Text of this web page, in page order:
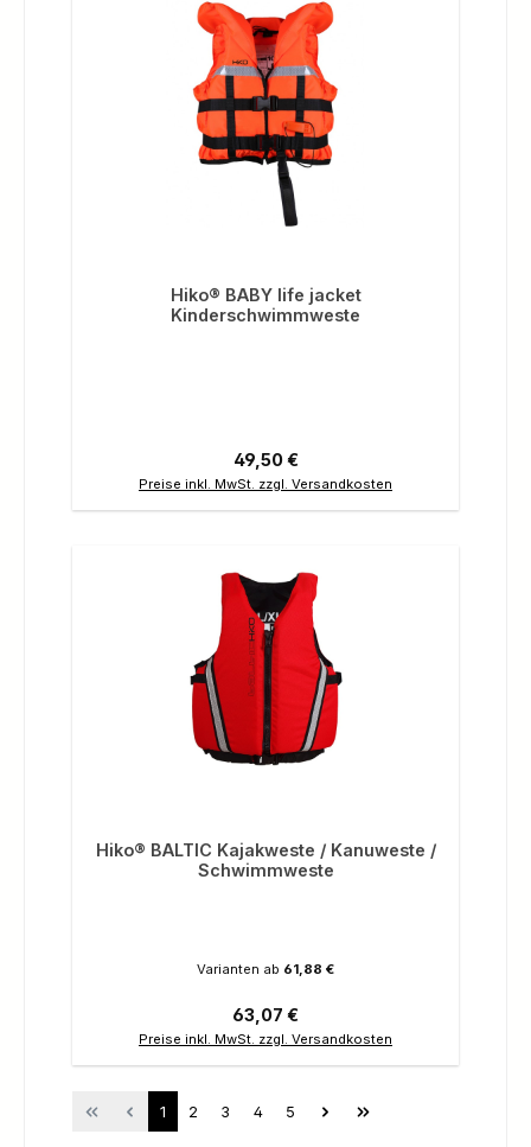
Hiko® BABY life jacket
Kinderschwimmweste
Regulärer Preis:
49,50 €
Preise inkl. MwSt. zzgl. Versandkosten
Hiko® BALTIC Kajakweste / Kanuweste /
Schwimmweste
Varianten ab 61,88 €
Regulärer Preis:
63,07 €
Preise inkl. MwSt. zzgl. Versandkosten
Seite
1 Seite
2 Seite
3 Seite
4 Seite
5